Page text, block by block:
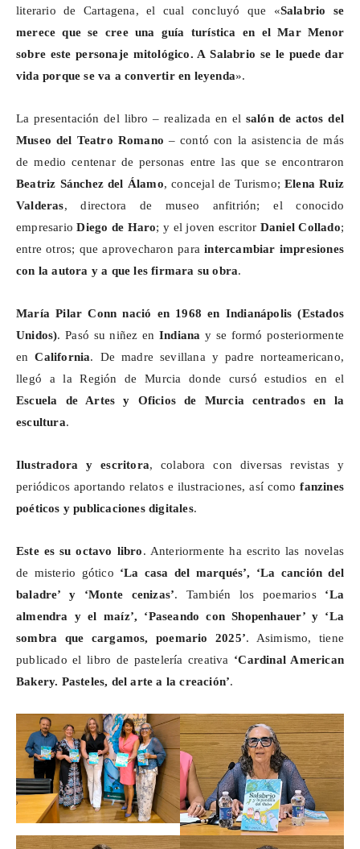
literario de Cartagena, el cual concluyó que «Salabrio se
merece que se cree una guía turística en el Mar Menor
sobre este personaje mitológico. ASalabrio se le puede dar
vida porque se va a convertir en leyenda».
La presentación del libro – realizada en el salón de actos del
Museo del Teatro Romano – contó con la asistencia de más
de medio centenar de personas entre las que se encontraron
Beatriz Sánchez del Álamo, concejal de Turismo;Elena Ruiz
Valderas, directora de museo anfitrión; el conocido
empresarioDiego de Haro; y el joven escritor Daniel Collado;
entre otros; que aprovecharon paraintercambiar impresiones
con la autora y a que les firmara su obra.
María PilarConn nació en 1968 en Indianápolis (Estados
Unidos). Pasó su niñez en Indiana y se formó posteriormente
enCalifornia. De madre sevillana y padre norteamericano,
llegó a la Región de Murcia donde cursó estudios en el
Escuela de Artes y Oficios de Murcia centrados en la
escultura.
Ilustradora y escritora, colabora con diversas revistas y
periódicos aportando relatos e ilustraciones, así comofanzines
poéticos y publicaciones digitales.
Este es su octavo libro. Anteriormente ha escrito las novelas
de misterio gótico ‘La casa del marqués’, ‘La canción del
baladre’ y ‘Monte cenizas’. También los poemarios ‘La
almendra y el maíz’, ‘Paseando conShopenhauer’ y ‘La
sombra que cargamos, poemario 2025’. Asimismo, tiene
publicado el libro de pastelería creativa ‘Cardinal American
Bakery. Pasteles, del arte a la creación’.